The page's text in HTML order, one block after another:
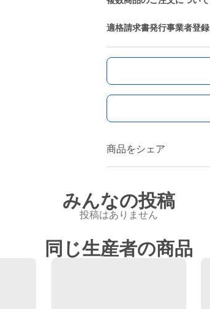
適格請求書発行事業者登録
商品をシェア
みんなの投稿
投稿はありません
同じ生産者の商品